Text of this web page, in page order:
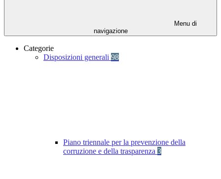
Menu di
navigazione
Categorie
Disposizioni generali 98
Piano triennale per la prevenzione della
corruzione e della trasparenza 3